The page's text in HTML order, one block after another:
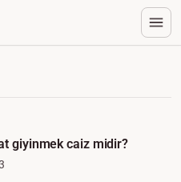
giyinmek caiz midir?